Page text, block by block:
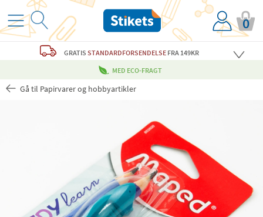
0
GRATISSTANDARDFORSENDELSE FRA 149KR
MED ECO-FRAGT
Gå til Papirvarer og hobbyartikler